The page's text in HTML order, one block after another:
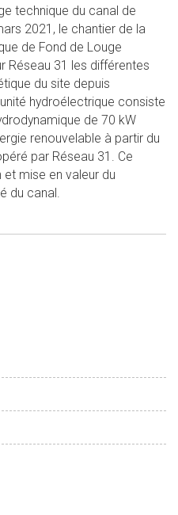
technique du canal de
2021, le chantier de la
de Fond de Louge
Réseau 31 les différentes
du site depuis
hydroélectrique consiste
de 70 kW
renouvelable à partir du
par Réseau 31. Ce
mise en valeur du
du canal.